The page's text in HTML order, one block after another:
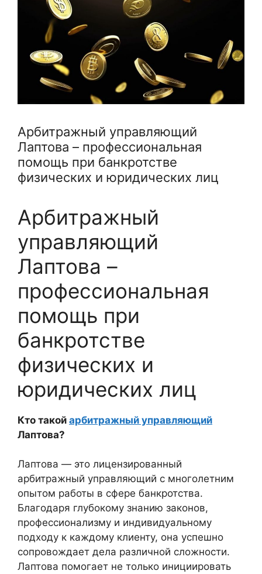
Арбитражный управляющий
Лаптова – профессиональная
помощь при банкротстве
физических и юридических лиц
Арбитражный
управляющий
Лаптова –
профессиональная
помощь при
банкротстве
физических и
юридических лиц
Кто такой арбитражный управляющий
Лаптова?
Лаптова — это лицензированный
арбитражный управляющий с многолетним
опытом работы в сфере банкротства.
Благодаря глубокому знанию законов,
профессионализму и индивидуальному
подходу к каждому клиенту, она успешно
сопровождает дела различной сложности.
Лаптова помогает не только инициировать